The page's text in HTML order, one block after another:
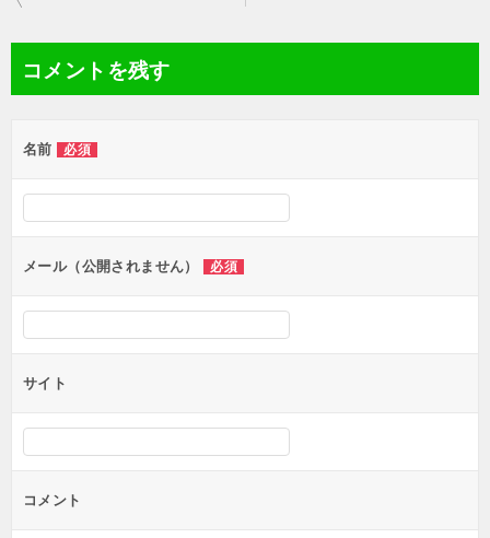
ビ
ー
シ
ン
コメントを残す
名前 必須
メール（公開されません） 必須
サイト
コメント